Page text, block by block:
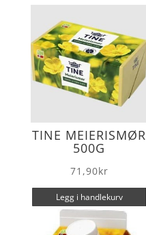
o
r
TINE MEIERISMØR
500G
71,90kr
Legg i handlekurv